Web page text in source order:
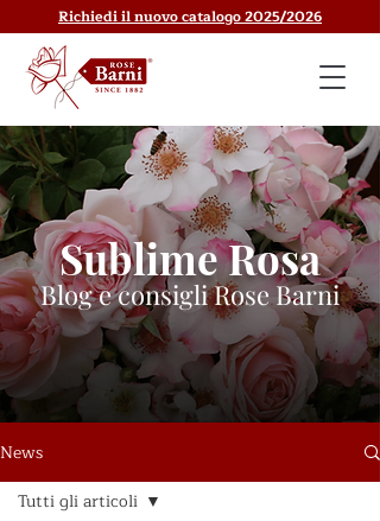
Richiedi il nuovo catalogo 2025/2026
Sublime Rosa
Blog e consigli Rose Barni
News
Tutti gli articoli